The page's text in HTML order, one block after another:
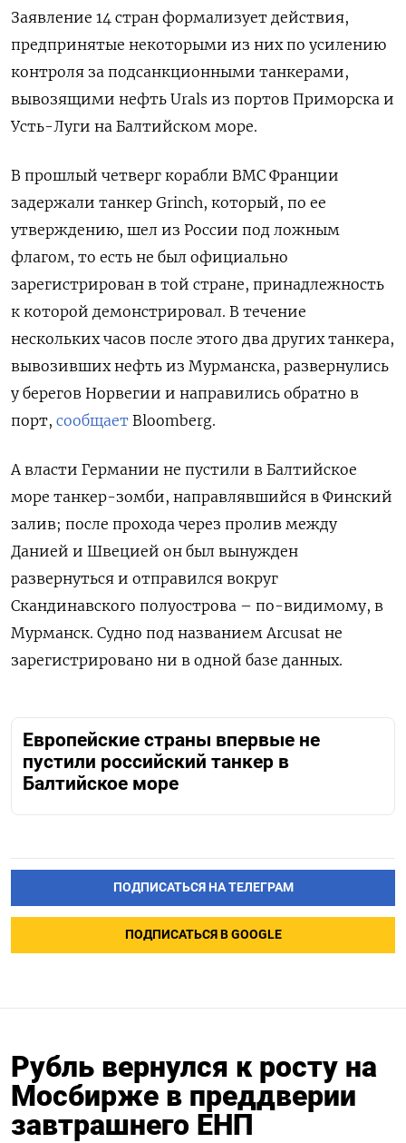
Заявление 14 стран формализует действия,
предпринятые некоторыми из них по усилению
контроля за подсанкционными танкерами,
вывозящими нефть Urals из портов Приморска и
Усть-Луги на Балтийском море.
В прошлый четверг корабли ВМС Франции
задержали танкер Grinch, который, по ее
утверждению, шел из России под ложным
флагом, то есть не был официально
зарегистрирован в той стране, принадлежность
к которой демонстрировал. В течение
нескольких часов после этого два других танкера,
вывозивших нефть из Мурманска, развернулись
у берегов Норвегии и направились обратно в
порт, сообщает Bloomberg.
А власти Германии не пустили в Балтийское
море танкер-зомби, направлявшийся в Финский
залив; после прохода через пролив между
Данией и Швецией он был вынужден
развернуться и отправился вокруг
Скандинавского полуострова – по-видимому, в
Мурманск. Судно под названием Arcusat не
зарегистрировано ни в одной базе данных.
Европейские страны впервые не
пустили российский танкер в
Балтийское море
ПОДПИСАТЬСЯ НА ТЕЛЕГРАМ
ПОДПИСАТЬСЯ В GOOGLE
Рубль вернулся к росту на
Мосбирже в преддверии
завтрашнего ЕНП